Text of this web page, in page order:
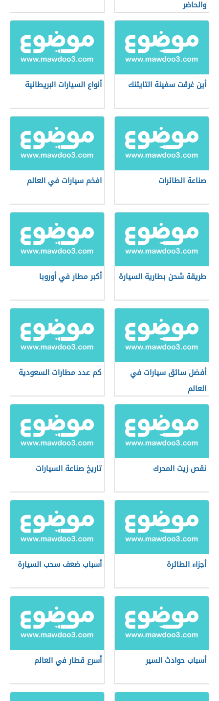
والحاضر
أين غرقت سفينة التايتنك أنواع السيارات البريطانية
صناعة الطائرات افخم سيارات في العالم
طريقة شحن بطارية السيارة أكبر مطار في أوروبا
أفضل سائق سيارات في
العالم
كم عدد مطارات السعودية
نقص زيت المحرك تاريخ صناعة السيارات
أجزاء الطائرة أسباب ضعف سحب السيارة
أسباب حوادث السير أسرع قطار في العالم